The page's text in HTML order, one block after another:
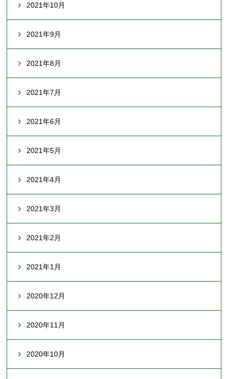
2021年10月
2021年9月
2021年8月
2021年7月
2021年6月
2021年5月
2021年4月
2021年3月
2021年2月
2021年1月
2020年12月
2020年11月
2020年10月